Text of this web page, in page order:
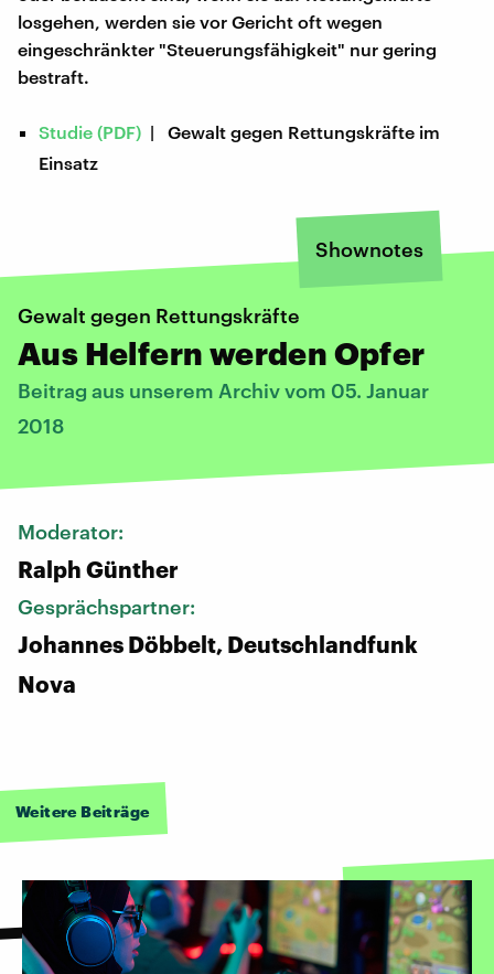
losgehen, werden sie vor Gericht oft wegen
eingeschränkter "Steuerungsfähigkeit" nur gering
bestraft.
Studie (PDF) | Gewalt gegen Rettungskräfte im
Einsatz
Shownotes
Gewalt gegen Rettungskräfte
Aus Helfern werden Opfer
Beitrag aus unserem Archiv vom 05. Januar
2018
Moderator:
Ralph Günther
Gesprächspartner:
Johannes Döbbelt, Deutschlandfunk
Nova
Weitere Beiträge